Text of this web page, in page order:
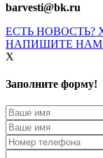
barvesti@bk.ru
ЕСТЬ НОВОСТЬ?
НАПИШИТЕ
X
Заполните форму!